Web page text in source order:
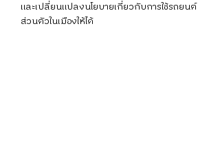
และเปลี่ยนแปลงนโยบายเกี่ยวกับการใช้รถยนต์
ส่วนตัวในเมืองให้ได้